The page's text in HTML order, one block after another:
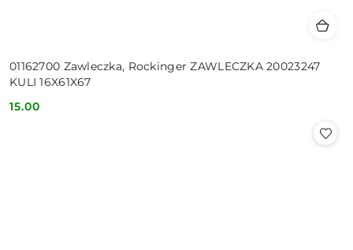
01162700 Zawleczka, Rockinger ZAWLECZKA 20023247
KULI 16X61X67
Cena:
15.00